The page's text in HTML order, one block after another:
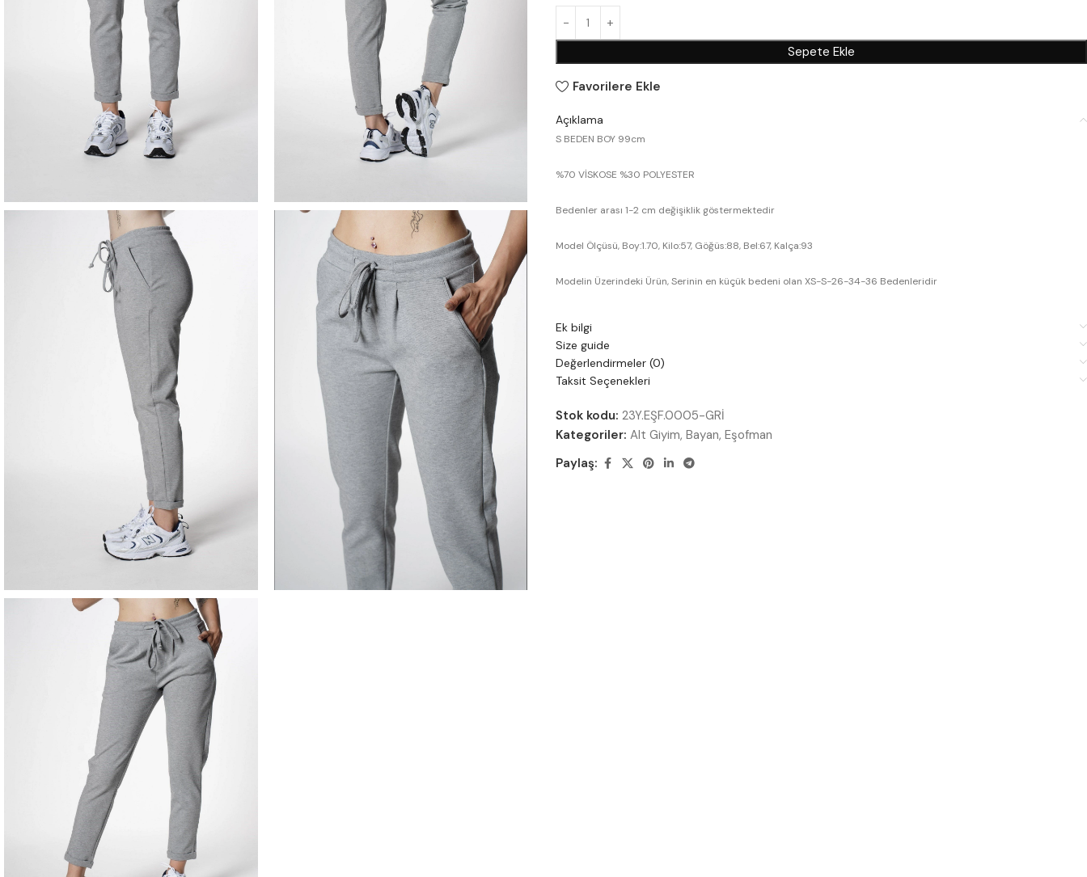
Sepete Ekle
Favorilere Ekle
Açıklama
S BEDEN BOY 99cm
%70 VİSKOSE %30 POLYESTER
Bedenler arası 1-2 cm değişiklik göstermektedir
Model Ölçüsü, Boy:1.70, Kilo:57, Göğüs:88, Bel:67, Kalça:93
Modelin Üzerindeki Ürün, Serinin en küçük bedeni olan XS-S-26-34-36 Bedenleridir
Ek bilgi
Size guide
Değerlendirmeler (0)
Taksit Seçenekleri
Stok kodu: 23Y.EŞF.0005-GRİ
Kategoriler: Alt Giyim, Bayan, Eşofman
Paylaş: